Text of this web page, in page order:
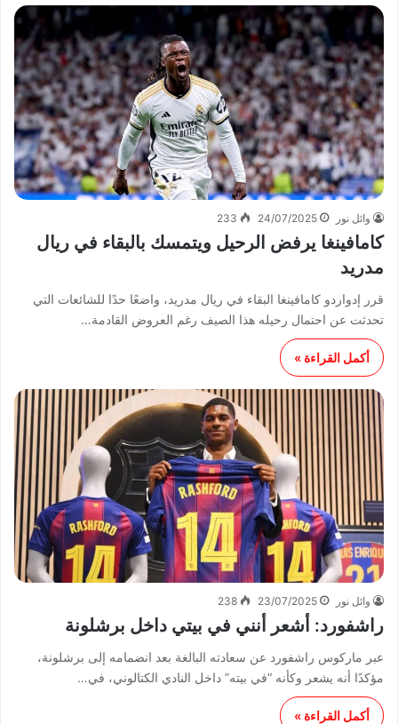
وائل نور 24/07/2025
233
كامافينغا يرفض الرحيل ويتمسك بالبقاء في ريال
مدريد
قرر إدواردو كامافينغا البقاء في ريال مدريد، واضعًا حدًا للشائعات التي
تحدثت عن احتمال رحيله هذا الصيف رغم العروض القادمة…
أكمل القراءة »
وائل نور 23/07/2025
238
راشفورد: أشعر أنني في بيتي داخل برشلونة
عبر ماركوس راشفورد عن سعادته البالغة بعد انضمامه إلى برشلونة،
مؤكدًا أنه يشعر وكأنه “في بيته” داخل النادي الكتالوني، في…
أكمل القراءة »